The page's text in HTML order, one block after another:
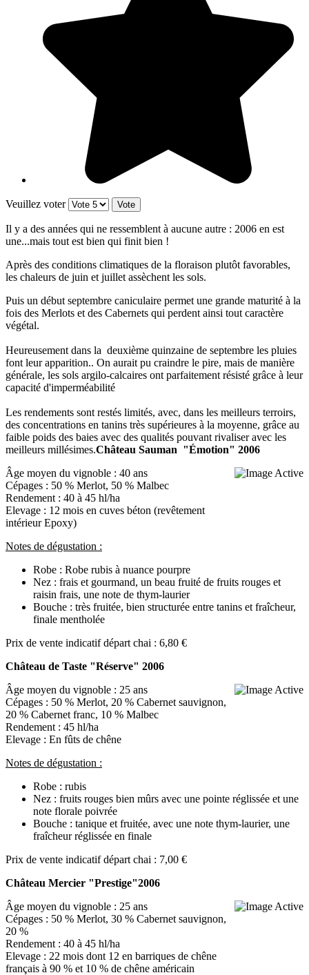
Veuillez voter
Il y a des années qui ne ressemblent à aucune autre : 2006 en est
une...mais tout est bien qui finit bien !
Après des conditions climatiques de la floraison plutôt favorables,
les chaleurs de juin et juillet assèchent les sols.
Puis un début septembre caniculaire permet une grande maturité à la
fois des Merlots et des Cabernets qui perdent ainsi tout caractère
végétal.
Heureusement dans la deuxième quinzaine de septembre les pluies
font leur apparition.. On aurait pu craindre le pire, mais de manière
générale, les sols argilo-calcaires ont parfaitement résisté grâce à leur
capacité d'imperméabilité
Les rendements sont restés limités, avec, dans les meilleurs terroirs,
des concentrations en tanins très supérieures à la moyenne, grâce au
faible poids des baies avec des qualités pouvant rivaliser avec les
meilleurs millésimes.Château Sauman "Émotion" 2006
Âge moyen du vignoble : 40 ans
Cépages : 50 % Merlot, 50 % Malbec
Rendement : 40 à 45 hl/ha
Elevage : 12 mois en cuves béton (revêtement
intérieur Epoxy)
Notes de dégustation :
Robe : Robe rubis à nuance pourpre
Nez : frais et gourmand, un beau fruité de fruits rouges et
raisin frais, une note de thym-laurier
Bouche : très fruitée, bien structurée entre tanins et fraîcheur,
finale mentholée
Prix de vente indicatif départ chai : 6,80 €
Château de Taste "Réserve" 2006
Âge moyen du vignoble : 25 ans
Cépages : 50 % Merlot, 20 % Cabernet sauvignon,
20 % Cabernet franc, 10 % Malbec
Rendement : 45 hl/ha
Elevage : En fûts de chêne
Notes de dégustation :
Robe : rubis
Nez : fruits rouges bien mûrs avec une pointe réglissée et une
note florale poivrée
Bouche : tanique et fruitée, avec une note thym-laurier, une
fraîcheur réglissée en finale
Prix de vente indicatif départ chai : 7,00 €
Château Mercier "Prestige"2006
Âge moyen du vignoble : 25 ans
Cépages : 50 % Merlot, 30 % Cabernet sauvignon,
20 %
Rendement : 40 à 45 hl/ha
Elevage : 22 mois dont 12 en barriques de chêne
français à 90 % et 10 % de chêne américain